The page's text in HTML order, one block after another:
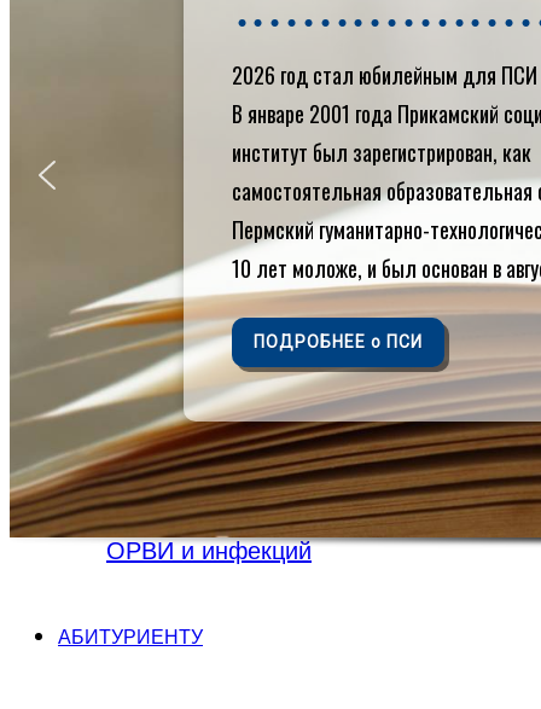
Библиотека
Электронная
Электронная
образовательная
Внутренняя
система оценки
качества
образования
Противодействие
коррупции
Международное
сотрудничество
Награды и
достижения
Профилактика
ОРВИ и инфекций
АБИТУРИЕНТУ
2026 год стал юбилейным для ПСИ
В январе 2001 года Прикамский
институт был зарегистрирован, как
самостоятельная образовательная
Пермский гуманитарно-
10 лет моложе, и был основан в
ПОДРОБНЕЕ о ПСИ